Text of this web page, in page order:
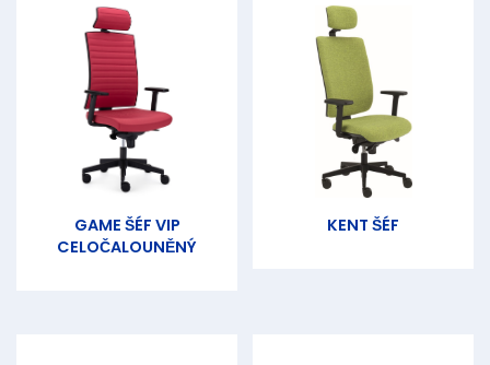
GAME ŠÉF VIP
CELOČALOUNĚNÝ
KENT ŠÉF